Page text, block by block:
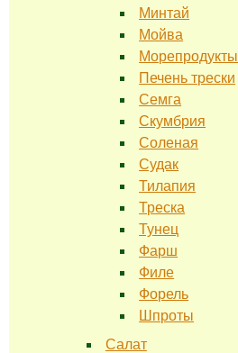
Минтай
Мойва
Морепродукты
Печень трески
Семга
Скумбрия
Соленая
Судак
Тилапия
Треска
Тунец
Фарш
Филе
Форель
Шпроты
Салат